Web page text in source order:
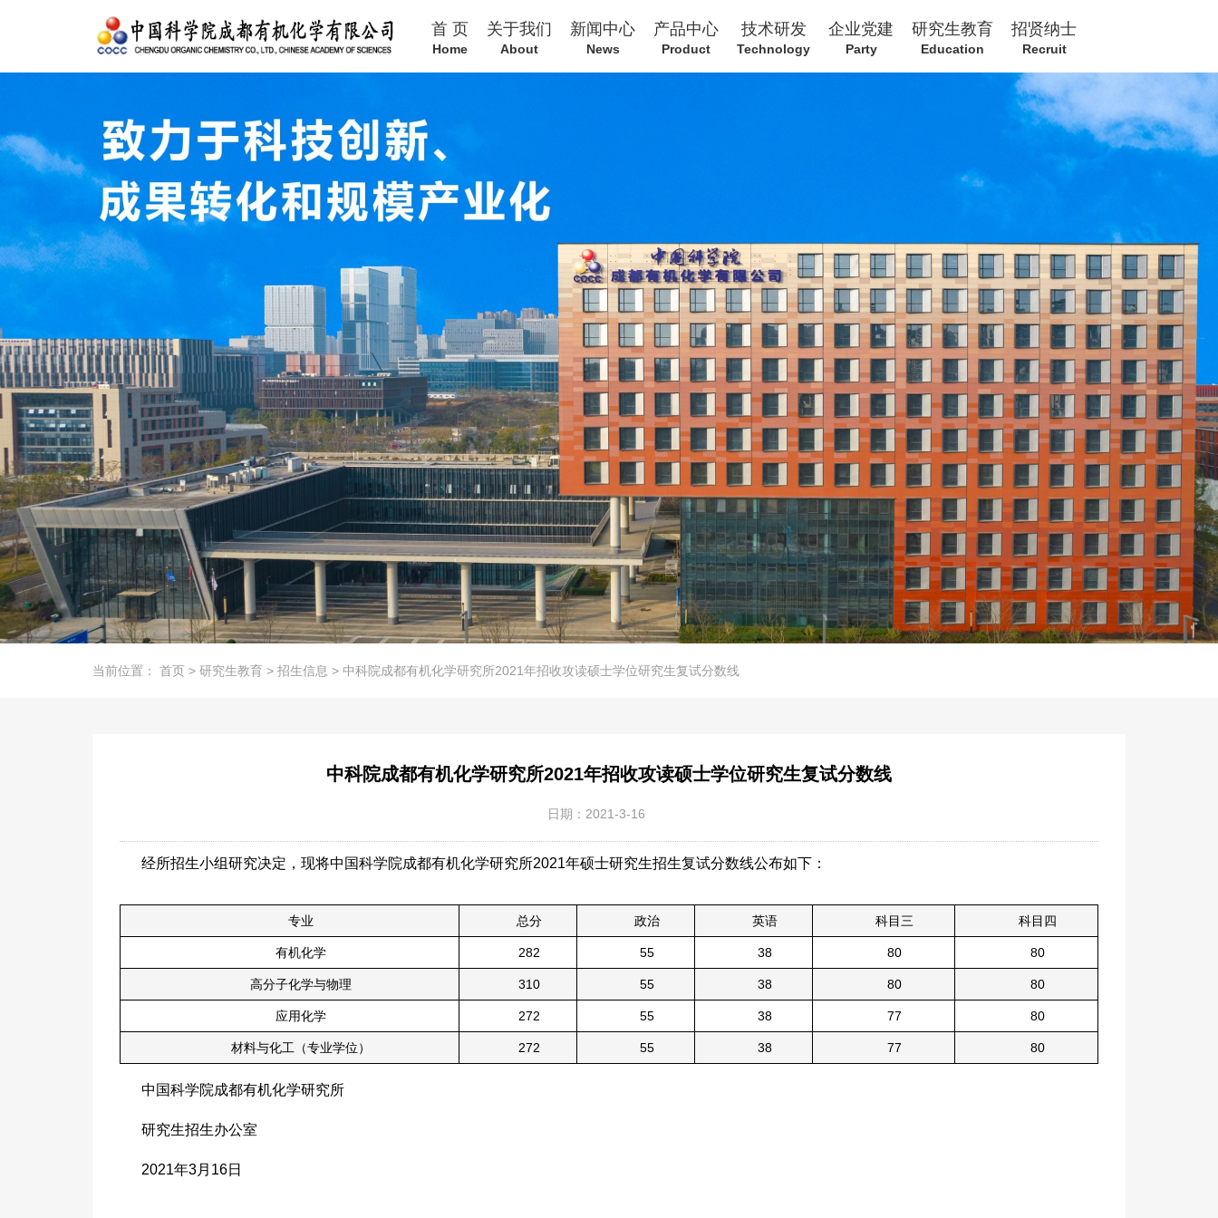
首 页
Home
关于我们
About
新闻中心
News
产品中心
Product
技术研发
Technology
企业党建
Party
研究生教育
Education
招贤纳士
Recruit
当前位置： 首页 > 研究生教育 > 招生信息 > 中科院成都有机化学研究所2021年招收攻读硕士学位研究生复试分数线
中科院成都有机化学研究所2021年招收攻读硕士学位研究生复试分数线
日期：2021-3-16
经所招生小组研究决定，现将中国科学院成都有机化学研究所2021年硕士研究生招生复试分数线公布如下：
专业 总分 政治 英语 科目三 科目四
有机化学 282 55 38 80 80
高分子化学与物理 310 55 38 80 80
应用化学 272 55 38 77 80
材料与化工（专业学位） 272 55 38 77 80
中国科学院成都有机化学研究所
研究生招生办公室
2021年3月16日